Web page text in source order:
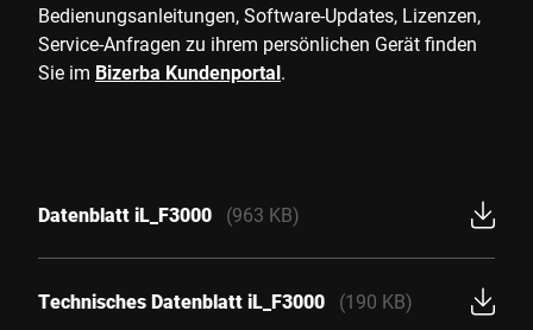
Bedienungsanleitungen, Software-Updates, Lizenzen,
Service-Anfragen zu ihrem persönlichen Gerät finden
Sie im Bizerba Kundenportal.
Datenblatt iL_F3000 (963 KB)
Technisches Datenblatt iL_F3000 (190 KB)